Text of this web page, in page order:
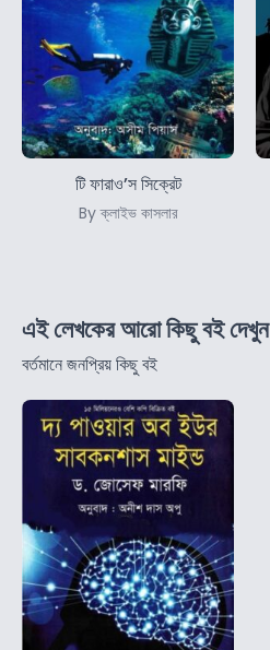
টি ফারাও’স সিক্রেট
By ক্লাইভ কাসলার
এই লেখকের আরো কিছু বই দেখুন
বর্তমানে জনপ্রিয় কিছু বই